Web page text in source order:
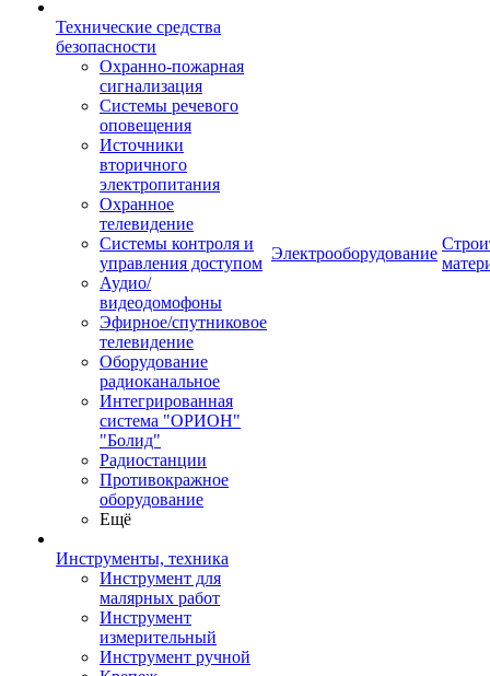
Технические средства
безопасности
Охранно-пожарная
сигнализация
Системы речевого
оповещения
Источники
вторичного
электропитания
Охранное
телевидение
Системы контроля и
управления доступом
Аудио/
видеодомофоны
Эфирное/спутниковое
телевидение
Оборудование
радиоканальное
Интегрированная
система "ОРИОН"
"Болид"
Радиостанции
Противокражное
оборудование
Ещё
Инструменты, техника
Инструмент для
малярных работ
Инструмент
измерительный
Инструмент ручной
Электрооборудование